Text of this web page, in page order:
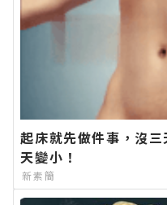
起床就先做件事，沒
天變小！
新素簡